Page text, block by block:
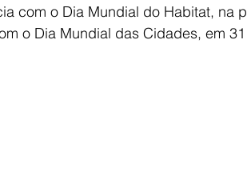
com o Dia Mundial do Habitat, na
o Dia Mundial das Cidades, em